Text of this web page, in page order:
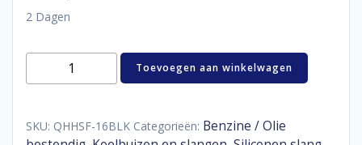
2 Dagen
Siliconen
meter
16
Toevoegen aan winkelwagen
SKU: QHHSF-16BLK Categorieën: Benzine / Olie